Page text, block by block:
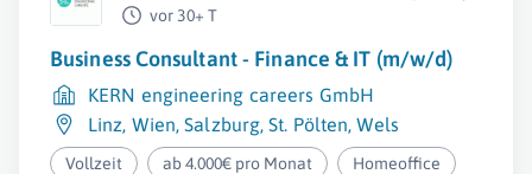
vor 30+ T
Business Consultant - Finance & IT (m/w/d)
KERN engineering careers GmbH
Linz, Wien,Salzburg,St. Pölten,Wels
Vollzeit ab 4.000€ pro Monat Homeoffice